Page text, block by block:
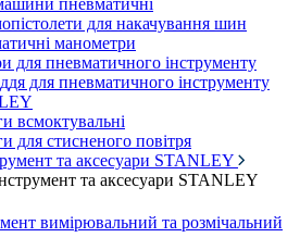
пневматичні
для накачування шин
манометри
для пневматичного інструменту
для пневматичного інструменту
всмоктувальні
для стисненого повітря
та аксесуари STANLEY
та аксесуари STANLEY
вимірювальний та розмічальний